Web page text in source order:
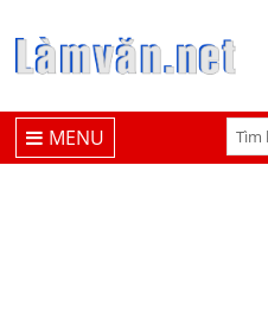
MENU